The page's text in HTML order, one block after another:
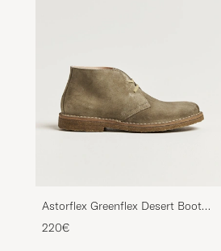
Astorflex Greenflex Desert Boot
Stone Suede
220€